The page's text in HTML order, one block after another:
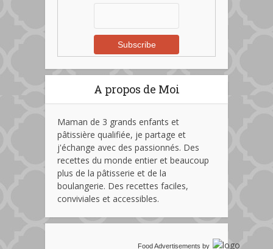
A propos de Moi
Maman de 3 grands enfants et
pâtissière qualifiée, je partage et
j'échange avec des passionnés. Des
recettes du monde entier et beaucoup
plus de la pâtisserie et de la
boulangerie. Des recettes faciles,
conviviales et accessibles.
Food Advertisements by